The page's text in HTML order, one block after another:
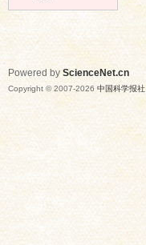
Powered by ScienceNet.cn
Copyright © 2007-2026 中国科学报社